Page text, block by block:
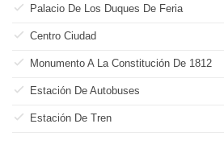
Palacio De Los Duques De Feria
Centro Ciudad
Monumento A La Constitución De 1812
Estación De Autobuses
Estación De Tren